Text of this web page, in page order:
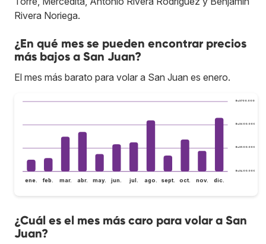
Rivera Noriega.
¿En qué mes se pueden encontrar precios
más bajos a San Juan?
El mes más barato para volar a San Juan es enero.
Bs.S400.000
Bs.S500.000
Bs.S600.000
Bs.S700.000
ene. feb. mar. abr. may. jun. jul. ago. sept. oct. nov. dic.
¿Cuál es el mes más caro para volar a San
Juan?